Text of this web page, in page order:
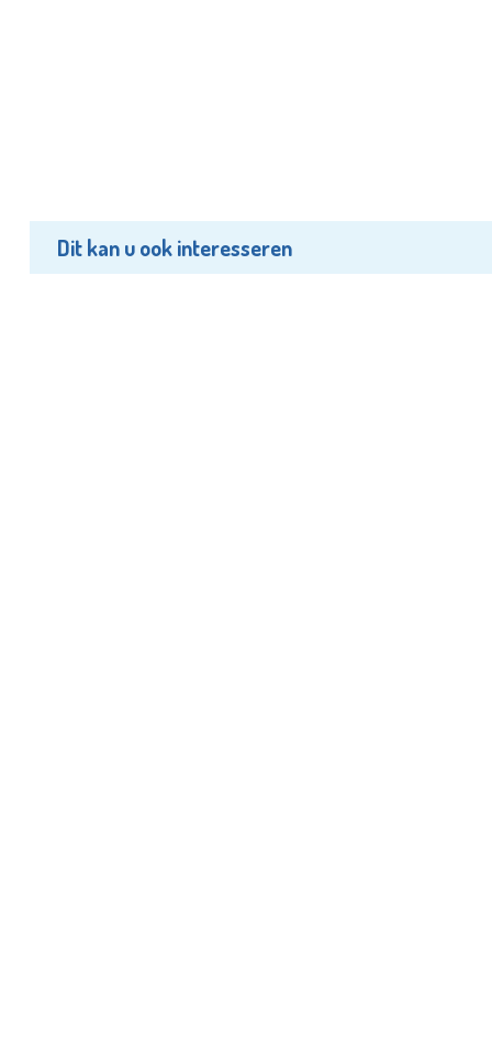
Dit kan u ook interesseren